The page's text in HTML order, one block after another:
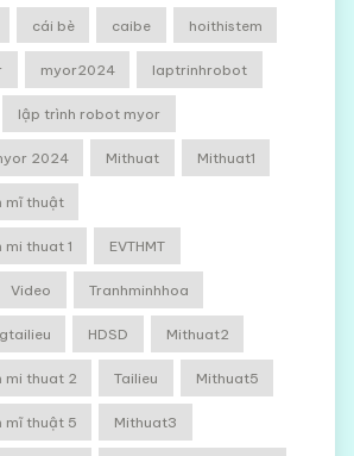
cái bè caibe hoithistem
myor2024 laptrinhrobot
lập trình robot myor
2024 Mithuat Mithuat1
mĩ thuật
mi thuat 1 EVTHMT
Video Tranhminhhoa
HDSD Mithuat2
mi thuat 2 Tailieu Mithuat5
mĩ thuật 5 Mithuat3